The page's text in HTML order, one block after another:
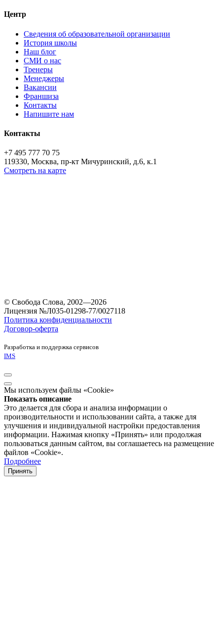
Центр
Сведения об образовательной организации
История школы
Наш блог
СМИ о нас
Тренеры
Менеджеры
Вакансии
Франшиза
Контакты
Напишите нам
Контакты
+7 495 777 70 75
119330, Москва, пр-кт Мичуринский, д.6, к.1
Смотреть на карте
© Свобода Слова, 2002—2026
Лицензия №Л035-01298-77/0027118
Политика конфиденциальности
Договор-оферта
Разработка и поддержка сервисов
IMS
Мы используем файлы «Cookie»
Показать описание
Это делается для сбора и анализа информации о
производительности и использовании сайта, а также для
улучшения и индивидуальной настройки предоставления
информации. Нажимая кнопку «Принять» или продолжая
пользоваться данным сайтом, вы соглашаетесь на размещение
файлов «Cookie».
Подробнее
Принять